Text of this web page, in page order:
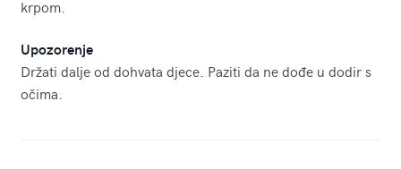
krpom.
Upozorenje
Držati dalje od dohvata djece. Paziti da ne dođe u dodir s
očima.